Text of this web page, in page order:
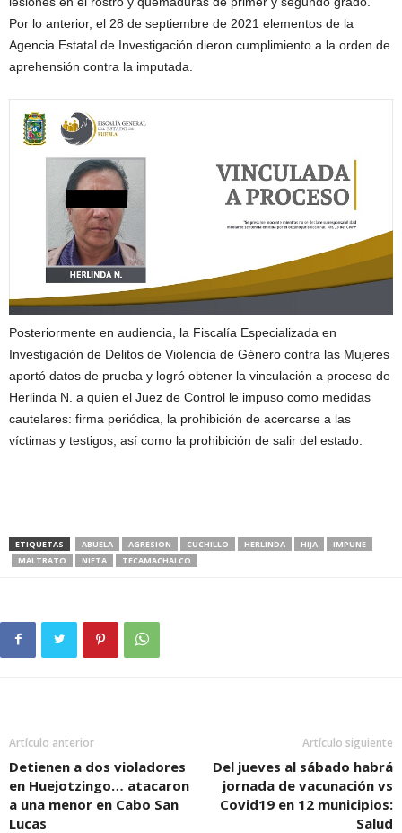
Por lo anterior, el 28 de septiembre de 2021 elementos de la
Agencia Estatal de Investigación dieron cumplimiento a la orden de
aprehensión contra la imputada.
Posteriormente en audiencia, la Fiscalía Especializada en
Investigación de Delitos de Violencia de Género contra las Mujeres
aportó datos de prueba y logró obtener la vinculación a proceso de
Herlinda N. a quien el Juez de Control le impuso como medidas
cautelares: firma periódica, la prohibición de acercarse a las
víctimas y testigos, así como la prohibición de salir del estado.
ETIQUETAS ABUELA AGRESION CUCHILLO HERLINDA HIJA
IMPUNE
MALTRATO
NIETA TECAMACHALCO
Artículo anterior
Detienen a dos violadores
en Huejotzingo… atacaron
a una menor en Cabo San
Lucas
Artículo siguiente
Del jueves al sábado habrá
jornada de vacunación vs
Covid19 en 12 municipios:
Salud